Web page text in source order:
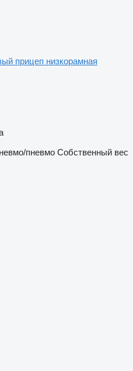
прицеп низкорамная
пневмо Собственный вес